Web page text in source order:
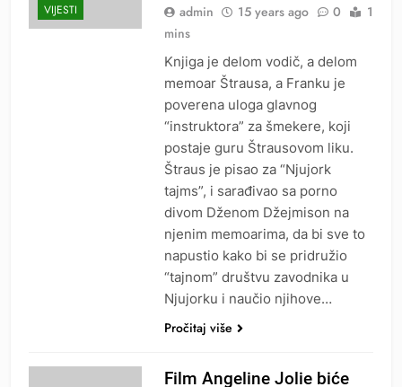
VIJESTI admin 15 years ago 0
1
mins
Knjiga je delom vodič, a delom
memoar Štrausa, a Franku je
poverena uloga glavnog
“instruktora” za šmekere, koji
postaje guru Štrausovom liku.
Štraus je pisao za “Njujork
tajms”, i sarađivao sa porno
divom Dženom Džejmison na
njenim memoarima, da bi sve to
napustio kako bi se pridružio
“tajnom” društvu zavodnika u
Njujorku i naučio njihove…
Pročitaj više
Film Angeline Jolie biće